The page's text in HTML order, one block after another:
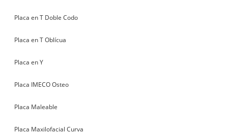
Placa en T Doble Codo
Placa en T Oblícua
Placa en Y
Placa IMECO Osteo
Placa Maleable
Placa Maxilofacial Curva